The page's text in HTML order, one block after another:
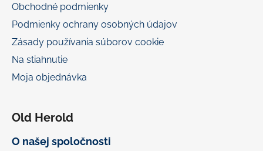
Obchodné podmienky
Podmienky ochrany osobných údajov
Zásady používania súborov cookie
Na stiahnutie
Moja objednávka
Old Herold
O našej spoločnosti